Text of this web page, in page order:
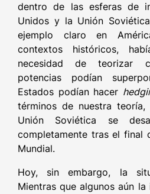
dentro de las esferas de
Unidos y la Unión
ejemplo claro en
contextos históricos,
necesidad de teorizar
potencias podían
Estados podían hacer
términos de nuestra
Unión Soviética se
completamente tras el final
Mundial.
Hoy, sin embargo, la
Mientras que algunos aún